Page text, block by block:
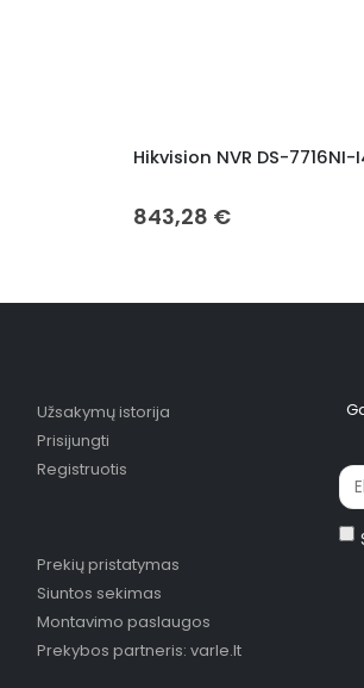
Hikvision NVR DS-7716NI-
843,28 €
Užsakymų istorija
Prisijungti
Registruotis
Prekių pristatymas
Siuntos sekimas
Montavimo paslaugos
Prekybos partneris: varle.lt